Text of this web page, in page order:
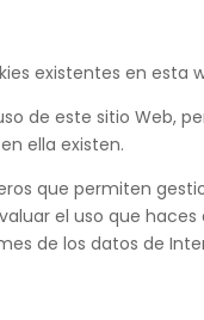
existentes en esta
de este sitio Web,
ella existen.
que permiten
el uso que
de los datos de